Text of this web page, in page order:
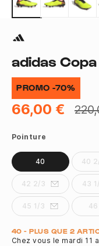
adidas Copa
PROMO -70%
66,00 €
Pointure
40 40
42 2/3 43
45 1/3 46
Quantité
40 - PLUS QUE 2
Chez vous le mardi 11